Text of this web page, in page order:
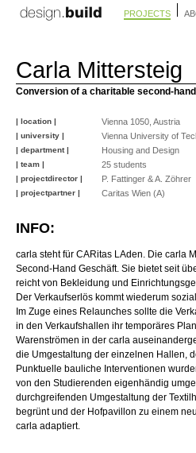
PROJECTS
Carla Mittersteig
Conversion of a charitable second-
| location | Vienna 1050, Austria
| university | Vienna University of
| department | Housing and Design
| team | 25 students
| projectdirector | P. Fattinger & A. Zöhrer
| projectpartner | Caritas Wien (A)
INFO:
carla steht für CARitas LAden. Die carla
Second-Hand Geschäft. Sie bietet seit
reicht von Bekleidung und
Der Verkaufserlös kommt wiederum
Im Zuge eines Relaunches sollte die
in den Verkaufshallen ihr temporäres
Warenströmen in der carla
die Umgestaltung der einzelnen Hallen,
Punktuelle bauliche Interventionen
von den Studierenden eigenhändig
durchgreifenden Umgestaltung der
begrünt und der Hofpavillon zu einem
carla adaptiert.